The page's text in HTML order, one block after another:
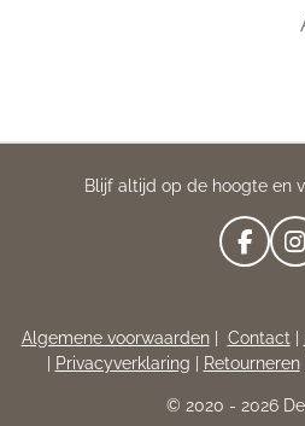
Blijf altijd op de hoogte en
F
A
B
O
K
I
N
A
Algemene voorwaarden| Contact|
Privacyverklaring Retourneren|
© 2020 - 2026